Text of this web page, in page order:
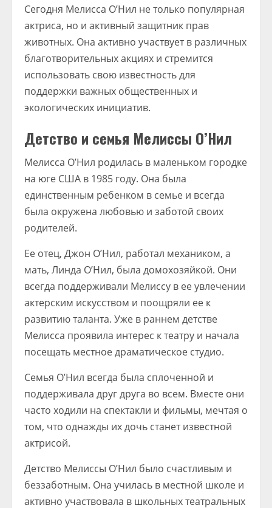
Сегодня Мелисса О’Нил не только популярная
актриса, но и активный защитник прав
животных. Она активно участвует в различных
благотворительных акциях и стремится
использовать свою известность для
поддержки важных общественных и
экологических инициатив.
Детство и семья Мелиссы О’Нил
Мелисса О’Нил родилась в маленьком городке
на юге США в 1985 году. Она была
единственным ребенком в семье и всегда
была окружена любовью и заботой своих
родителей.
Ее отец, Джон О’Нил, работал механиком, а
мать, Линда О’Нил, была домохозяйкой. Они
всегда поддерживали Мелиссу в ее увлечении
актерским искусством и поощряли ее к
развитию таланта. Уже в раннем детстве
Мелисса проявила интерес к театру и начала
посещать местное драматическое студио.
Семья О’Нил всегда была сплоченной и
поддерживала друг друга во всем. Вместе они
часто ходили на спектакли и фильмы, мечтая о
том, что однажды их дочь станет известной
актрисой.
Детство Мелиссы О’Нил было счастливым и
беззаботным. Она училась в местной школе и
активно участвовала в школьных театральных